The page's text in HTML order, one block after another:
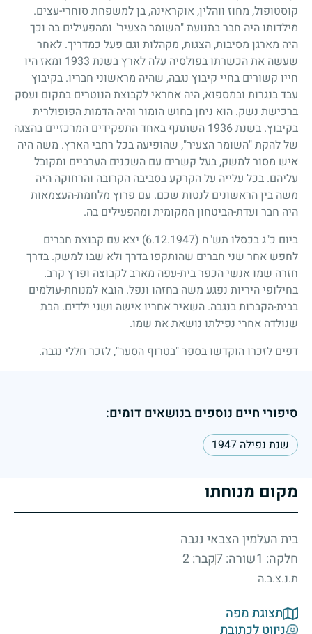
קוסטופול, מחוז ווהלין, אוקראינה, בן למשפחת סוחרי-עצים.
מילדותו היה חבר בתנועת "השומר הצעיר" ומהפעילים בה וכך
היה מארגן מסיבות, הצגות, מקהלות וגם פעל כמדריך. לאחר
שעשה את הכשרתו בפולסיה עלה לארץ בשנת 1933 ומאז היו
חייו קשורים בחיי קיבוץ נגבה, שהיה מראשוני חבריו. בקיבוץ
עבד בנגרות ובמספוא, היה אחראי לקבוצת הנוטרים במקום ועסק
ברכישת נשק. הוא ניחן בחוש הומור והיה הדמות הפופולרית
בקיבוץ. בשנת1936 השתתף באחד התפקידים המרכזיים בהצגה
של להקת "השומר הצעיר", שהופיעה בכל רחבי הארץ. משה היה
איש מסור למשק, בעל קשרים עם השכנים הערביים ומקובל
עליהם. בכל עלייה על הקרקע בסביבה הקרובה והרחוקה היה
משה בין הראשונים לנטות שכם. עם פרוץ מלחמת-העצמאות
היה חבר ועדת-הביטחון המקומית ומהפעילים בה.
ביום כ"ג בכסלו תש"ח (6.12.1947)
יצא עם קבוצת חברים
לחפש אחר שני חברים שהותקפו בדרך ולא שבו למשק. בדרך
חזרה שמו אנשי הכפר בית-עפה מארב לקבוצה ופרץ קרב.
בחילופי היריות נפגע משה בחזהו ונפל. הובא למנוחת-עולמים
בבית-הקברות בנגבה. השאיר אחריו אישה ושני ילדים. הבת
שנולדה אחרי נפילתו נושאת את שמו.
דפים לזכרו הוקדשו בספר "בטרוף הסער", לזכר חללי נגבה.
סיפורי חיים נוספים בנושאים דומים:
שנת נפילה 1947
מקום מנוחתו
בית העלמין הצבאי נגבה
חלקה: 1
שורה: 7 קבר: 2
ת.נ.צ.ב.ה
תצוגת מפה
ניווט לכתובת